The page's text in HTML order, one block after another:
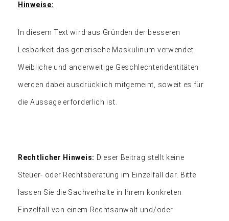
Hinweise:
In diesem Text wird aus Gründen der besseren
Lesbarkeit das generische Maskulinum verwendet.
Weibliche und anderweitige Geschlechteridentitäten
werden dabei ausdrücklich mitgemeint, soweit es für
die Aussage erforderlich ist.
Rechtlicher Hinweis: Dieser Beitrag stellt keine
Steuer- oder Rechtsberatung im Einzelfall dar. Bitte
lassen Sie die Sachverhalte in Ihrem konkreten
Einzelfall von einem Rechtsanwalt und/oder